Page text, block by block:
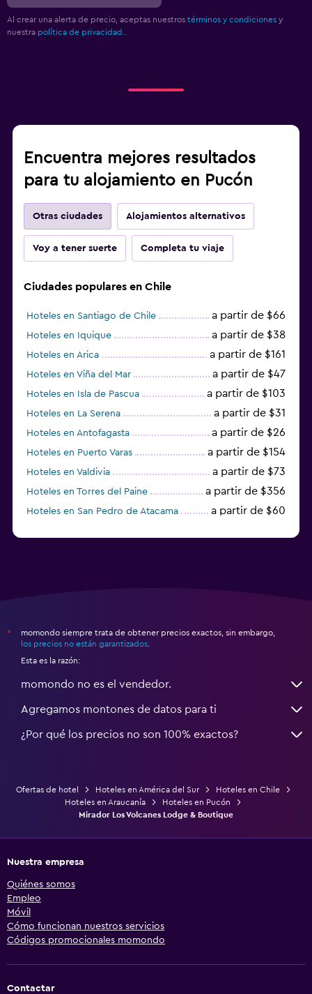
Al crear una alerta de precio, aceptas nuestros términos y condiciones y
nuestra política de privacidad.
Encuentra mejores resultados
para tu alojamiento en Pucón
Otras ciudades Alojamientos alternativos
Voy a tener suerte Completa tu viaje
Ciudades populares en Chile
Hoteles en Santiago de Chile a partir de $66
Hoteles en Iquique a partir de $38
Hoteles en Arica a partir de $161
Hoteles en Viña del Mar a partir de $47
Hoteles en Isla de Pascua a partir de $103
Hoteles en La Serena a partir de $31
Hoteles en Antofagasta a partir de $26
Hoteles en Puerto Varas a partir de $154
Hoteles en Valdivia a partir de $73
Hoteles en Torres del Paine a partir de $356
Hoteles en San Pedro de Atacama a partir de $60
*
momondo siempre trata de obtener precios exactos, sin embargo,
los precios no están garantizados
Esta es la razón:
momondo no es el vendedor.
Agregamos montones de datos para ti
¿Por qué los precios no son 100% exactos?
Ofertas de hotel Hoteles en América del Sur
Hoteles en Chile
Hoteles en Araucanía
Hoteles en Pucón
Mirador Los Volcanes Lodge & Boutique
Nuestra empresa
Quiénes somos
Empleo
Móvil
Cómo funcionan nuestros servicios
Códigos promocionales momondo
Contactar